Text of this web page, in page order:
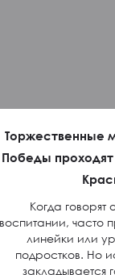
Торжественные
Победы проходят
Когда говорят
воспитании, часто
линейки или
подростков. Но
закладывается